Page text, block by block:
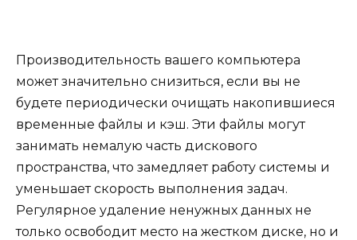
Производительность вашего компьютера
может значительно снизиться, если вы не
будете периодически очищать накопившиеся
временные файлы и кэш. Эти файлы могут
занимать немалую часть дискового
пространства, что замедляет работу системы и
уменьшает скорость выполнения задач.
Регулярное удаление ненужных данных не
только освободит место на жестком диске, но и